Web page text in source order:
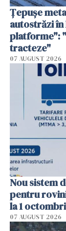
Țepușe
autostrăzi
platforme":
tracteze"
07 AUGUST 2026
Nou sistem
pentru
la 1
07 AUGUST 2026